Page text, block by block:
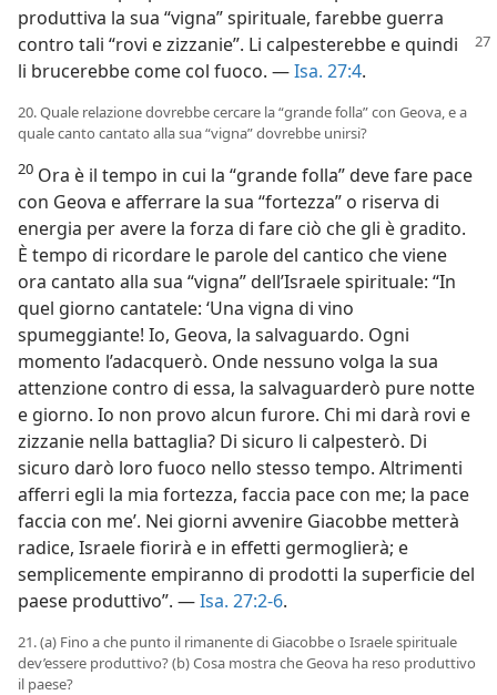
produttiva la sua “vigna” spirituale, farebbe guerra
contro tali “rovi e zizzanie”. Li calpesterebbe e quindi
li brucerebbe come col fuoco. —Isa. 27:4.
20. Quale relazione dovrebbe cercare la “grande folla” con Geova, e a
quale canto cantato alla sua “vigna” dovrebbe unirsi?
20 Ora è il tempo in cui la “grande folla” deve fare pace
con Geova e afferrare la sua “fortezza” o riserva di
energia per avere la forza di fare ciò che gli è gradito.
È tempo di ricordare le parole del cantico che viene
ora cantato alla sua “vigna” dell’Israele spirituale: “In
quel giorno cantatele: ‘Una vigna di vino
spumeggiante! Io, Geova, la salvaguardo. Ogni
momento l’adacquerò. Onde nessuno volga la sua
attenzione contro di essa, la salvaguarderò pure notte
e giorno. Io non provo alcun furore. Chi mi darà rovi e
zizzanie nella battaglia? Di sicuro li calpesterò. Di
sicuro darò loro fuoco nello stesso tempo. Altrimenti
afferri egli la mia fortezza, faccia pace con me; la pace
faccia con me’. Nei giorni avvenire Giacobbe metterà
radice, Israele fiorirà e in effetti germoglierà; e
semplicemente empiranno di prodotti la superficie del
paese produttivo”. —Isa. 27:2-6.
21. (a) Fino a che punto il rimanente di Giacobbe o Israele spirituale
dev’essere produttivo? (b) Cosa mostra che Geova ha reso produttivo
il paese?